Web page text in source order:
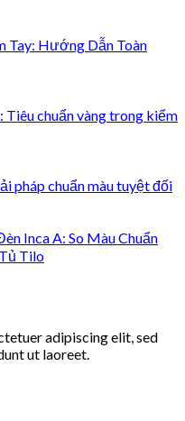
Tay: Hướng Dẫn Toàn
Tiêu chuẩn vàng trong kiểm
pháp chuẩn màu tuyệt đối
Inca A: So Màu Chuẩn
Tilo
adipiscing elit, sed
ut laoreet.